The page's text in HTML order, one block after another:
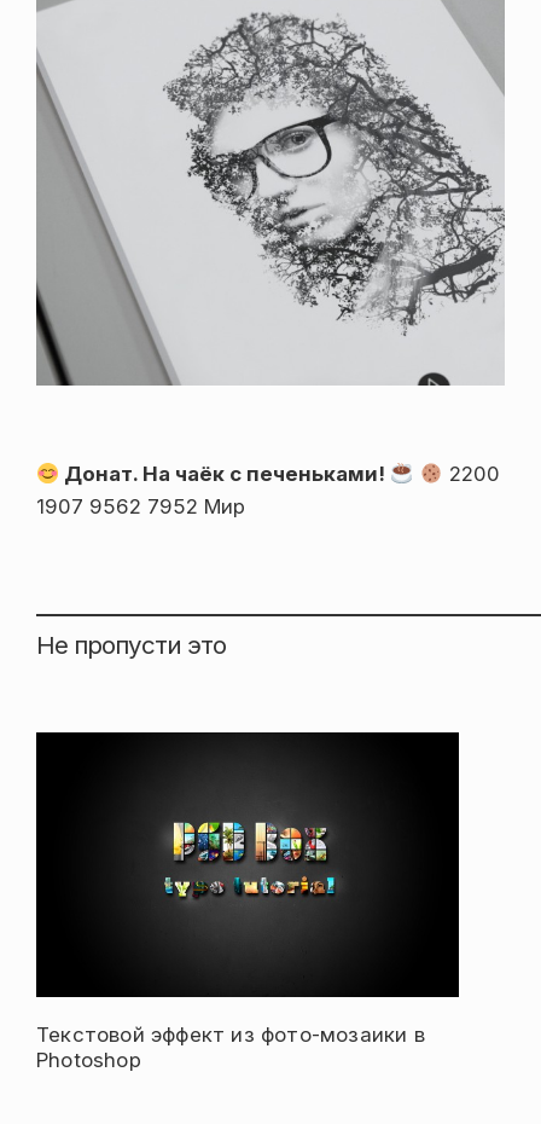
Донат. На чаёк с печеньками!
2200
1907 9562 7952 Мир
Не пропусти это
Текстовой эффект из фото-мозаики в
Photoshop